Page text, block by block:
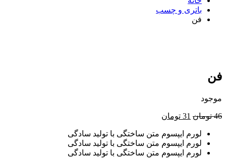
باتری و چسب
فن
فن
موجود
46 تومان قیمت
46 تومان
بود.
31 تومان
31 تومان
است.
لورم ایپسوم متن ساختگی با تولید سادگی
لورم ایپسوم متن ساختگی با تولید سادگی
لورم ایپسوم متن ساختگی با تولید سادگی